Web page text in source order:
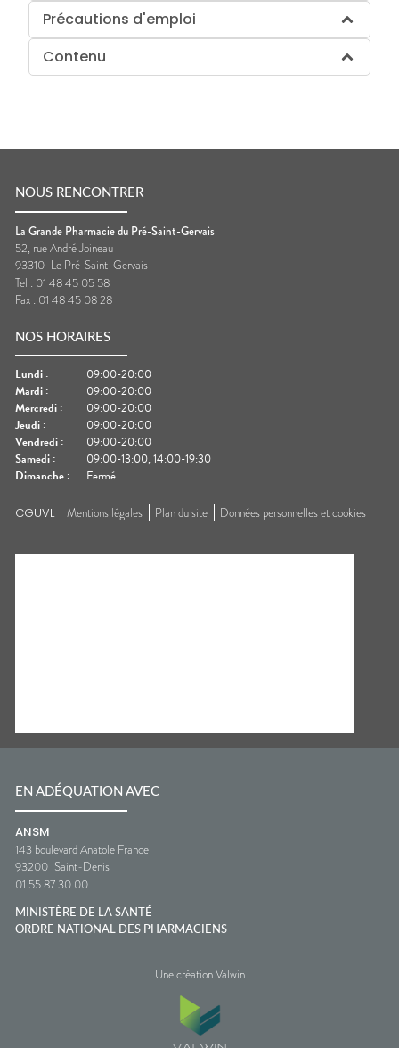
Précautions d'emploi
Contenu
NOUS RENCONTRER
La Grande Pharmacie du Pré-Saint-Gervais
52, rue André Joineau
93310 Le Pré-Saint-Gervais
Tel : 01 48 45 05 58
Fax : 01 48 45 08 28
NOS HORAIRES
Lundi :
09:00-20:00
Mardi :
09:00-20:00
Mercredi :
09:00-20:00
Jeudi :
09:00-20:00
Vendredi :
09:00-20:00
Samedi :
09:00-13:00, 14:00-19:30
Dimanche : Fermé
CGUVL Mentions légales Plan du site Données personnelles et cookies
EN ADÉQUATION AVEC
ANSM
143 boulevard Anatole France
93200 Saint-Denis
01 55 87 30 00
MINISTÈRE DE LA SANTÉ
ORDRE NATIONAL DES PHARMACIENS
Une création Valwin